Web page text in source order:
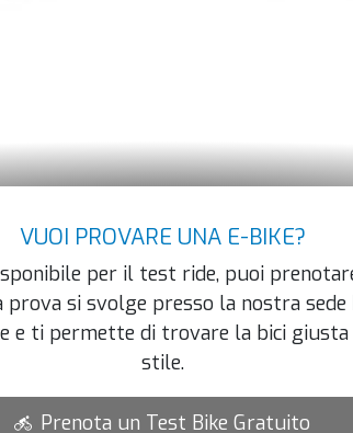
VUOI PROVARE UNA E-BIKE?
per il test ride, puoi
prova si svolge presso la nostra sede
e ti permette di trovare la bici
stile.
Prenota un Test Bike Gratuito